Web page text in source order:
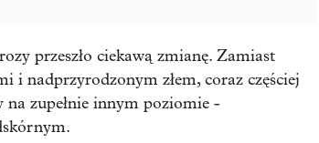
przeszło ciekawą zmianę. Zamiast
i nadprzyrodzonym złem, coraz częściej
na zupełnie innym poziomie -